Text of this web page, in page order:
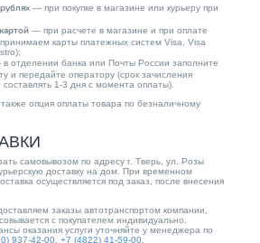
— при покупке в магазине или курьеру при
— при расчете в магазине и при оплате
карты платежных систем Visa, Visa
отделении банка или Почты России заполните
и передайте оператору (срок зачисления
1-3 дня с момента оплаты).
опция оплаты товара по безналичному
самовывозом по адресу г. Тверь, ул. Розы
доставку на дом. При временном
осуществляется под заказ, после внесения
заказы автотранспортом компании,
с покупателем индивидуально.
оказания услуги уточняйте у менеджера по
937-42-00 +7 (4822) 41-59-00